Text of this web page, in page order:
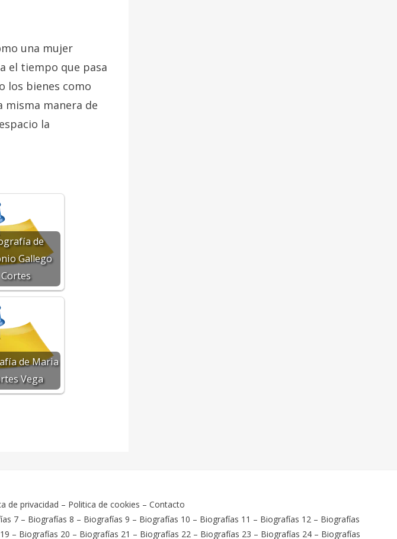
una mujer
el tiempo que pasa
los bienes como
misma manera de
la
de
Gallego
Cortes
de Maria
Vega
de privacidad – Politica de cookies – Contacto
7 – Biografías 8 – Biografías 9 – Biografías 10 – Biografías 11 – Biografías 12 – Biografías
– Biografías 20 – Biografías 21 – Biografías 22 – Biografías 23 – Biografías 24 – Biografías